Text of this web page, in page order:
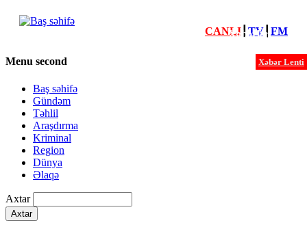
Xəbərlər
Xəbər Lenti
CANLI┃ TV┃ FM
Menu second
Baş səhifə
Gündəm
Təhlil
Araşdırma
Kriminal
Region
Dünya
Əlaqə
Axtar